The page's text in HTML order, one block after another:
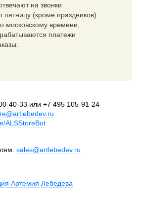
на звонки
пятницу (кроме праздников)
московскому времени,
платежи
40-33 или +7 495 105-91-24
ALSStoreBot
sales@artlebedev.ru
Артемия Лебедева